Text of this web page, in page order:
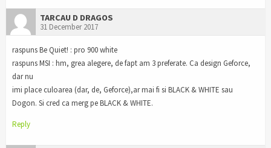
TARCAU D DRAGOS
31 December 2017
raspuns Be Quiet! : pro 900 white
raspuns MSI : hm, grea alegere, de fapt am 3 preferate. Ca design Geforce,
dar nu
imi place culoarea (dar, de, Geforce),ar mai fi si BLACK & WHITE sau
Dogon. Si cred ca merg pe BLACK & WHITE.
Reply